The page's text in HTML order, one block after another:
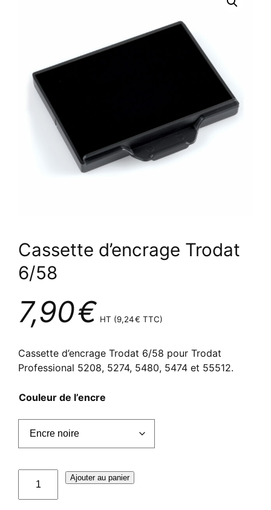
Cassette d’encrage Trodat
6/58
7,90€ HT (9,24€ TTC)
Cassette d’encrage Trodat 6/58 pour Trodat
Professional 5208, 5274, 5480, 5474 et 55512.
Couleur de l’encre
Ajouter au panier